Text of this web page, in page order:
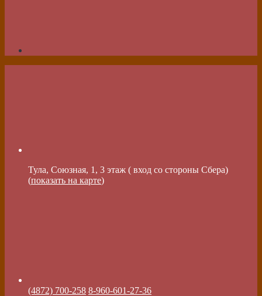
Тула, Союзная, 1, 3 этаж ( вход со стороны Сбера)
(показать на карте)
(4872) 700-258 8-960-601-27-36